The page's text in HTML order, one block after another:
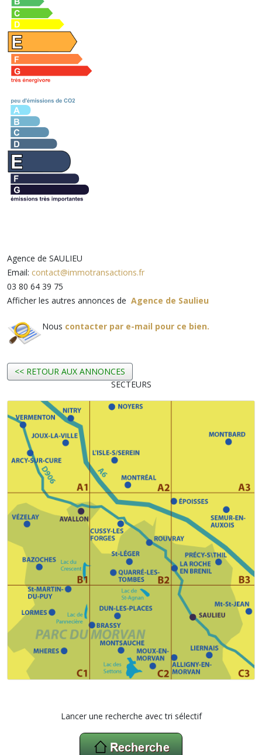
Agence de SAULIEU
Email: contact@immotransactions.fr
03 80 64 39 75
Afficher les autres annonces de Agence de Saulieu
Nous contacter par e-mail pour ce bien.
<< RETOUR AUX ANNONCES
SECTEURS
Lancer une recherche avec tri sélectif